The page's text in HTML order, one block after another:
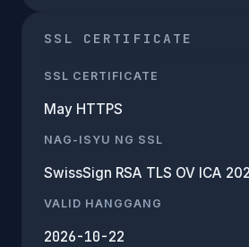
SSL CERTIFICATE
SSL CERTIFICATE
May HTTPS
NAG-ISYU NG SSL
SwissSign RSA TLS OV ICA
VALID HANGGANG
2026-10-22